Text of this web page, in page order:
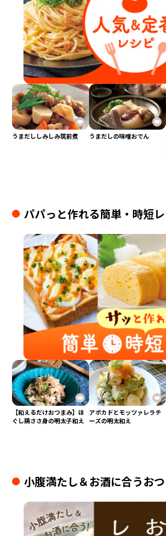
うまだししみしみ筑前煮 うまだしの味噌おでん
パパっと作れる簡単・時短
【和えるだけおつまみ】ほ
ぐし鶏ささ身の明太子和え
アボカドとモッツァレラチ
ーズの明太和え
小腹満たし＆お酒に合うお